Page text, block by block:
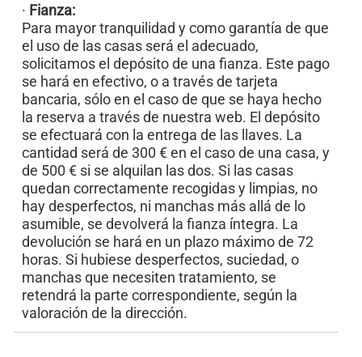
· Fianza:
Para mayor tranquilidad y como garantía de que
el uso de las casas será el adecuado,
solicitamos el depósito de una fianza. Este pago
se hará en efectivo, o a través de tarjeta
bancaria, sólo en el caso de que se haya hecho
la reserva a través de nuestra web. El depósito
se efectuará con la entrega de las llaves. La
cantidad será de 300 € en el caso de una casa, y
de 500 € si se alquilan las dos. Si las casas
quedan correctamente recogidas y limpias, no
hay desperfectos, ni manchas más allá de lo
asumible, se devolverá la fianza íntegra. La
devolución se hará en un plazo máximo de 72
horas. Si hubiese desperfectos, suciedad, o
manchas que necesiten tratamiento, se
retendrá la parte correspondiente, según la
valoración de la dirección.